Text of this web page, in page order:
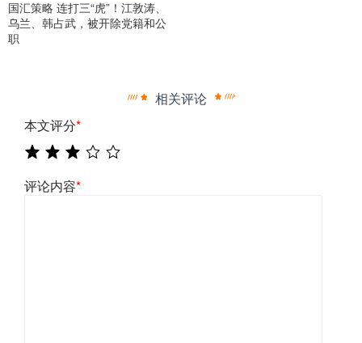
国汇策略 连打三“虎”！江敦涛、
乌兰、韩占武，被开除党籍和公
职
相关评论
本文评分*
评论内容*